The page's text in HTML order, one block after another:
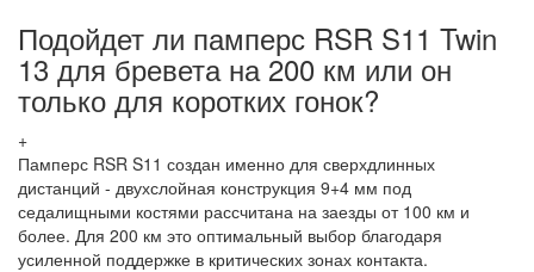
Подойдет ли памперс RSR S11 Twin
13 для бревета на 200 км или он
только для коротких гонок?
+
Памперс RSR S11 создан именно для сверхдлинных
дистанций - двухслойная конструкция 9+4 мм под
седалищными костями рассчитана на заезды от 100 км и
более. Для 200 км это оптимальный выбор благодаря
усиленной поддержке в критических зонах контакта.